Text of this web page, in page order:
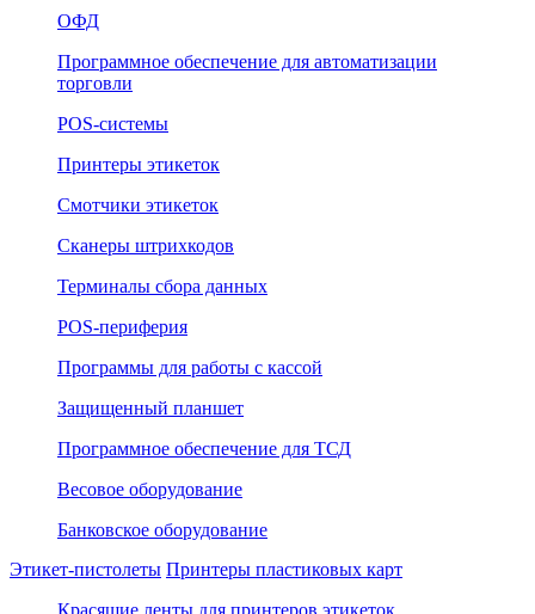
ОФД
Программное обеспечение для автоматизации
торговли
POS-системы
Принтеры этикеток
Смотчики этикеток
Сканеры штрихкодов
Терминалы сбора данных
POS-периферия
Программы для работы с кассой
Защищенный планшет
Программное обеспечение для ТСД
Весовое оборудование
Банковское оборудование
Этикет-пистолеты Принтеры пластиковых карт
Красящие ленты для принтеров этикеток